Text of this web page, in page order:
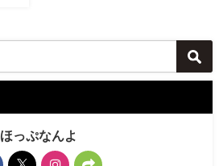
ほっぷなんよ